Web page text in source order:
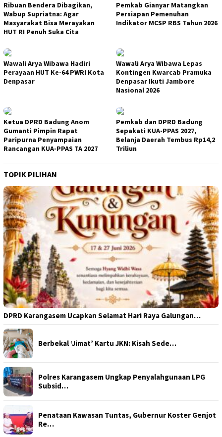
Ribuan Bendera Dibagikan,
Wabup Supriatna: Agar
Masyarakat Bisa Merayakan
HUT RI Penuh Suka Cita
Pemkab Gianyar Matangkan
Persiapan Pemenuhan
Indikator MCSP RBS Tahun 2026
Wawali Arya Wibawa Hadiri
Perayaan HUT Ke-64 PWRI Kota
Denpasar
Wawali Arya Wibawa Lepas
Kontingen Kwarcab Pramuka
Denpasar Ikuti Jambore
Nasional 2026
Ketua DPRD Badung Anom
Gumanti Pimpin Rapat
Paripurna Penyampaian
Rancangan KUA-PPAS TA 2027
Pemkab dan DPRD Badung
Sepakati KUA-PPAS 2027,
Belanja Daerah Tembus Rp14,2
Triliun
TOPIK PILIHAN
DPRD Karangasem Ucapkan Selamat Hari Raya Galungan…
Berbekal ‘Jimat’ Kartu JKN: Kisah Sede…
Polres Karangasem Ungkap Penyalahgunaan LPG
Subsid…
Penataan Kawasan Tuntas, Gubernur Koster Genjot
Re…